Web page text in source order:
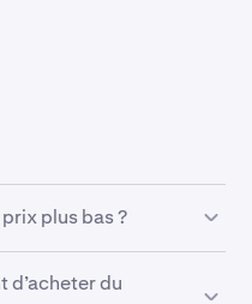
plus bas ?
des Rize s’ils
d’acheter du